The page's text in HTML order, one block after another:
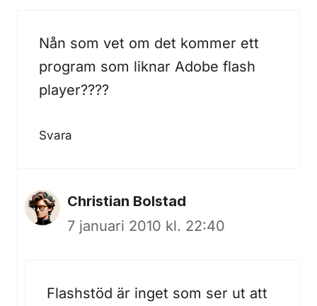
Nån som vet om det kommer ett
program som liknar Adobe flash
player????
Svara
Christian Bolstad
7 januari 2010 kl. 22:40
Flashstöd är inget som ser ut att